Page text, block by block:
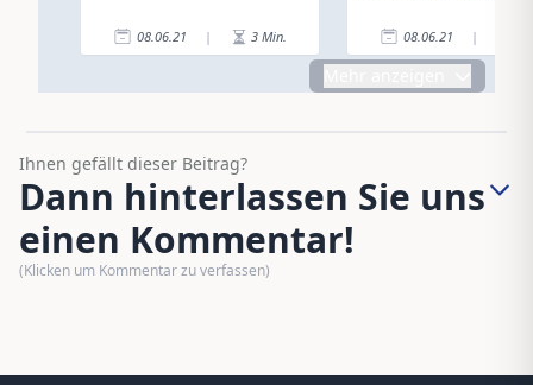
08.06.21 | 3 Min. 08.06.21 |
Ihnen gefällt dieser Beitrag?
Dann hinterlassen Sie uns
einen Kommentar!
(Klicken um Kommentar zu verfassen)